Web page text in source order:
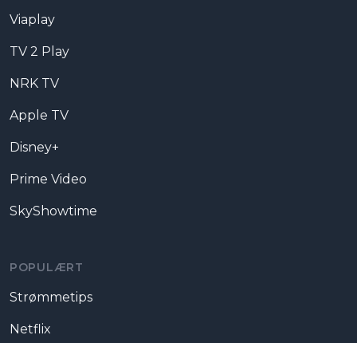
Viaplay
TV 2 Play
NRK TV
Apple TV
Disney+
Prime Video
SkyShowtime
POPULÆRT
Strømmetips
Netflix